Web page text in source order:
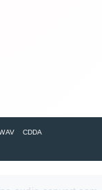
CDDA